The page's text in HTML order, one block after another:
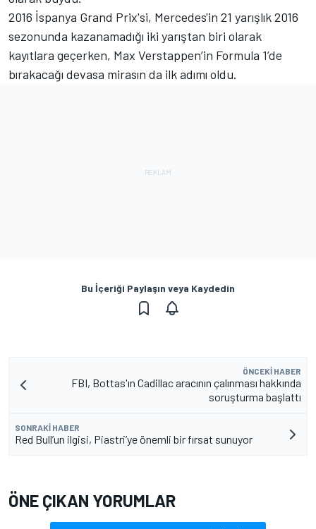
2016 İspanya Grand Prix'si, Mercedes'in 21 yarışlık 2016
sezonunda kazanamadığı iki yarıştan biri olarak
kayıtlara geçerken, Max Verstappen’in Formula 1’de
bırakacağı devasa mirasın da ilk adımı oldu.
Bu İçeriği Paylaşın veya Kaydedin
ÖNCEKI HABER
FBI, Bottas'ın Cadillac aracının çalınması hakkında
soruşturma başlattı
SONRAKI HABER
Red Bull’un ilgisi, Piastri’ye önemli bir fırsat sunuyor
ÖNE ÇIKAN YORUMLAR